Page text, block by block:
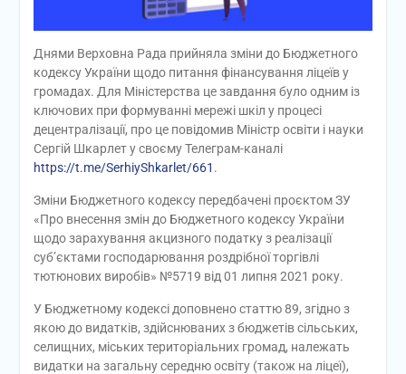
Днями Верховна Рада прийняла зміни до Бюджетного
кодексу України щодо питання фінансування ліцеїв у
громадах. Для Міністерства це завдання було одним із
ключових при формуванні мережі шкіл у процесі
децентралізації, про це повідомив Міністр освіти і науки
Сергій Шкарлет у своєму Телеграм-каналі
https://t.me/SerhiyShkarlet/661 .
Зміни Бюджетного кодексу передбачені проєктом ЗУ
«Про внесення змін до Бюджетного кодексу України
щодо зарахування акцизного податку з реалізації
суб’єктами господарювання роздрібної торгівлі
тютюнових виробів» №5719 від 01 липня 2021 року.
У Бюджетному кодексі доповнено статтю 89, згідно з
якою до видатків, здійснюваних з бюджетів сільських,
селищних, міських територіальних громад, належать
видатки на загальну середню освіту (також на ліцеї),